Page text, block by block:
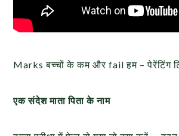
Marks बच्चों के कम और fail हम – पेरेंटिंग
एक संदेश माता पिता के नाम